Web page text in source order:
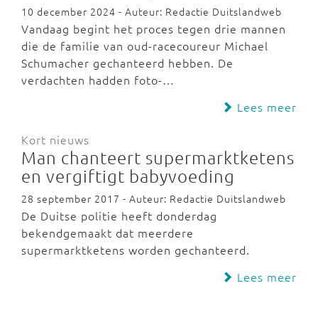
10 december 2024 - Auteur: Redactie Duitslandweb
Vandaag begint het proces tegen drie mannen
die de familie van oud-racecoureur Michael
Schumacher gechanteerd hebben. De
verdachten hadden foto-…
Lees meer
Kort nieuws
Man chanteert supermarktketens
en vergiftigt babyvoeding
28 september 2017 - Auteur: Redactie Duitslandweb
De Duitse politie heeft donderdag
bekendgemaakt dat meerdere
supermarktketens worden gechanteerd.
Lees meer